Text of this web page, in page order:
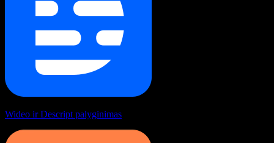
Wideo ir Descript palyginimas